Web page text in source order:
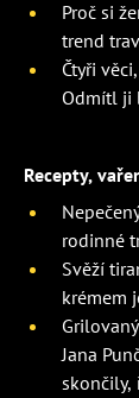
Proč si
trend
Čtyři
Odmítl ji
Recepty,
rodinné
Svěží
krémem
Jana
skončily,